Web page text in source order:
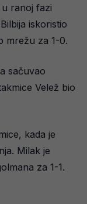
ranoj fazi
iskoristio
mrežu za 1-0.
sačuvao
Velež bio
kada je
Milak je
za 1-1.